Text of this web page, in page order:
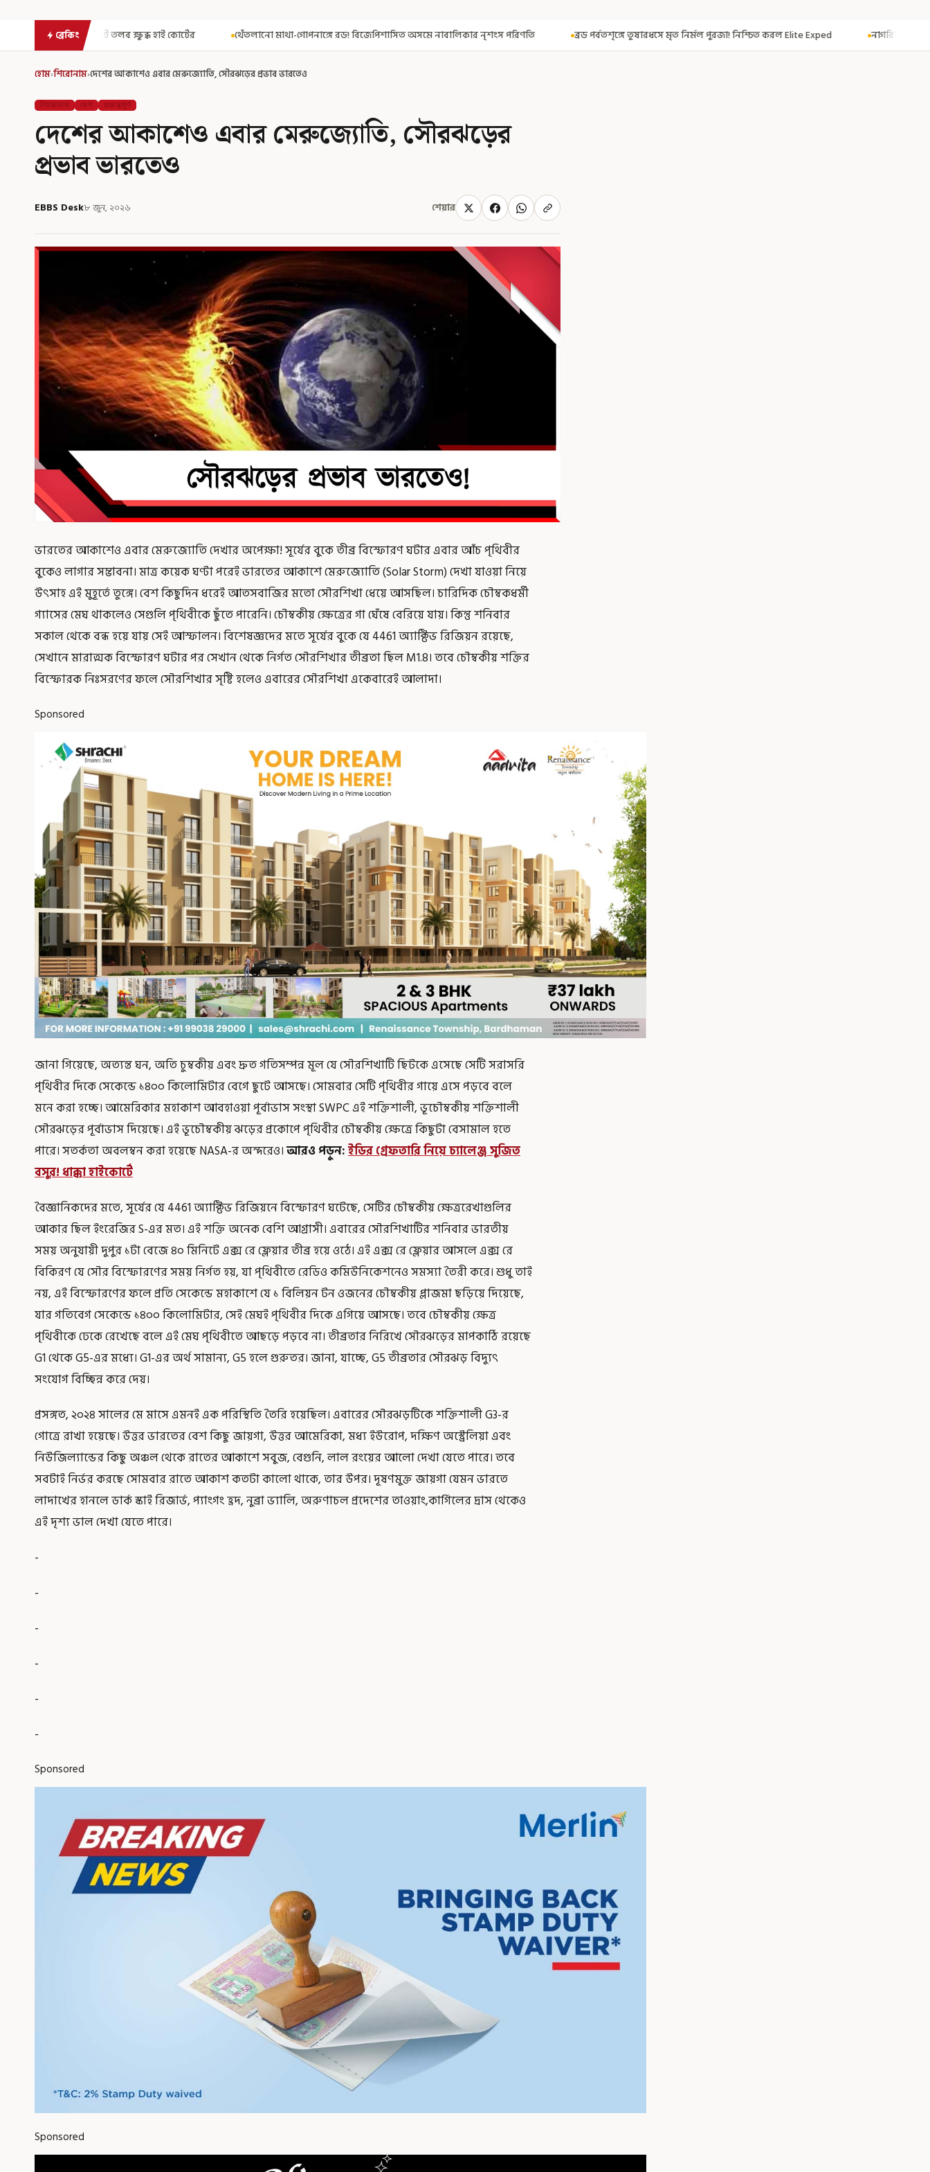
ব্রেকিং
ক্ষুব্ধ হাই কোর্টের থেঁতলানো মাথা-গোপনাঙ্গে রড! বিজেপিশাসিত অসমে নাবালিকার নৃশংস পরিণতি ব্রড পর্বতশৃঙ্গে তুষারধসে মৃত নির্মল পুরজা! নিশ্চিত করল Elite Exped নাগরিকত্ব দিতেই CAA! ৩০০ মতুয়াকে
হোম›শিরোনাম›দেশের আকাশেও এবার মেরুজ্যোতি, সৌরঝড়ের প্রভাব ভারতেও
শিরোনাম দেশ গুরুত্বপূর্ণ
দেশের আকাশেও এবার মেরুজ্যোতি, সৌরঝড়ের
প্রভাব ভারতেও
EBBS Desk৮ জুন, ২০২৬ শেয়ার
ভারতের আকাশেও এবার মেরুজ্যোতি দেখার অপেক্ষা! সূর্যের বুকে তীব্র বিস্ফোরণ ঘটার এবার আঁচ পৃথিবীর
বুকেও লাগার সম্ভাবনা। মাত্র কয়েক ঘণ্টা পরেই ভারতের আকাশে মেরুজ্যোতি (Solar Storm) দেখা যাওয়া নিয়ে
উৎসাহ এই মুহূর্তে তুঙ্গে। বেশ কিছুদিন ধরেই আতসবাজির মতো সৌরশিখা ধেয়ে আসছিল। চারিদিক চৌম্বকধর্মী
গ্যাসের মেঘ থাকলেও সেগুলি পৃথিবীকে ছুঁতে পারেনি। চৌম্বকীয় ক্ষেত্রের গা ঘেঁষে বেরিয়ে যায়। কিন্তু শনিবার
সকাল থেকে বন্ধ হয়ে যায় সেই আস্ফালন। বিশেষজ্ঞদের মতে সূর্যের বুকে যে 4461 অ্যাক্টিভ রিজিয়ন রয়েছে,
সেখানে মারাত্মক বিস্ফোরণ ঘটার পর সেখান থেকে নির্গত সৌরশিখার তীব্রতা ছিল M1.8। তবে চৌম্বকীয় শক্তির
বিস্ফোরক নিঃসরণের ফলে সৌরশিখার সৃষ্টি হলেও এবারের সৌরশিখা একেবারেই আলাদা।
Sponsored
জানা গিয়েছে, অত্যন্ত ঘন, অতি চুম্বকীয় এবং দ্রুত গতিসম্পন্ন মূল যে সৌরশিখাটি ছিটকে এসেছে সেটি সরাসরি
পৃথিবীর দিকে সেকেন্ডে ১৪০০ কিলোমিটার বেগে ছুটে আসছে। সোমবার সেটি পৃথিবীর গায়ে এসে পড়বে বলে
মনে করা হচ্ছে। আমেরিকার মহাকাশ আবহাওয়া পূর্বাভাস সংস্থা SWPC এই শক্তিশালী, ভূচৌম্বকীয় শক্তিশালী
সৌরঝড়ের পূর্বাভাস দিয়েছে। এই ভূচৌম্বকীয় ঝড়ের প্রকোপে পৃথিবীর চৌম্বকীয় ক্ষেত্রে কিছুটা বেসামাল হতে
পারে। সতর্কতা অবলম্বন করা হয়েছে NASA-র অন্দরেও।আরও পড়ুন:ইডির গ্রেফতারি নিয়ে চ্যালেঞ্জ সুজিত
বসুর! ধাক্কা হাইকোর্টে
বৈজ্ঞানিকদের মতে, সূর্যের যে 4461 অ্যাক্টিভ রিজিয়নে বিস্ফোরণ ঘটেছে, সেটির চৌম্বকীয় ক্ষেত্ররেখাগুলির
আকার ছিল ইংরেজির S-এর মত। এই শক্তি অনেক বেশি আগ্রাসী। এবারের সৌরশিখাটির শনিবার ভারতীয়
সময় অনুযায়ী দুপুর ১টা বেজে ৪০ মিনিটে এক্স রে ফ্লেয়ার তীব্র হয়ে ওঠে। এই এক্স রে ফ্লেয়ার আসলে এক্স রে
বিকিরণ যে সৌর বিস্ফোরণের সময় নির্গত হয়, যা পৃথিবীতে রেডিও কমিউনিকেশনেও সমস্যা তৈরী করে। শুধু তাই
নয়, এই বিস্ফোরণের ফলে প্রতি সেকেন্ডে মহাকাশে যে ১ বিলিয়ন টন ওজনের চৌম্বকীয় প্লাজমা ছড়িয়ে দিয়েছে,
যার গতিবেগ সেকেন্ডে ১৪০০ কিলোমিটার, সেই মেঘই পৃথিবীর দিকে এগিয়ে আসছে। তবে চৌম্বকীয় ক্ষেত্র
পৃথিবীকে ঢেকে রেখেছে বলে এই মেঘ পৃথিবীতে আছড়ে পড়বে না। তীব্রতার নিরিখে সৌরঝড়ের মাপকাঠি রয়েছে
G1 থেকে G5-এর মধ্যে। G1-এর অর্থ সামান্য, G5 হলে গুরুতর। জানা, যাচ্ছে, G5 তীব্রতার সৌরঝড় বিদ্যুৎ
সংযোগ বিচ্ছিন্ন করে দেয়।
প্রসঙ্গত, ২০২৪ সালের মে মাসে এমনই এক পরিস্থিতি তৈরি হয়েছিল। এবারের সৌরঝড়টিকে শক্তিশালী G3-র
গোত্রে রাখা হয়েছে। উত্তর ভারতের বেশ কিছু জায়গা, উত্তর আমেরিকা, মধ্য ইউরোপ, দক্ষিণ অস্ট্রেলিয়া এবং
নিউজিল্যান্ডের কিছু অঞ্চল থেকে রাতের আকাশে সবুজ, বেগুনি, লাল রংয়ের আলো দেখা যেতে পারে। তবে
সবটাই নির্ভর করছে সোমবার রাতে আকাশ কতটা কালো থাকে, তার উপর। দূষণমুক্ত জায়গা যেমন ভারতে
লাদাখের হানলে ডার্ক স্কাই রিজার্ভ, প্যাংগং হ্রদ, নুব্রা ভ্যালি, অরুণাচল প্রদেশের তাওয়াং,কার্গিলের দ্রাস থেকেও
এই দৃশ্য ভাল দেখা যেতে পারে।
-
-
-
-
-
-
Sponsored
Sponsored